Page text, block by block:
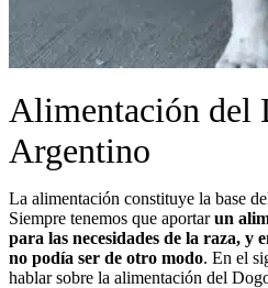
Alimentación del
Argentino
La alimentación constituye la base
Siempre tenemos que aportarun
para las necesidades de la raza, y
no podía ser de otro modo. En el
hablar sobre la alimentación del